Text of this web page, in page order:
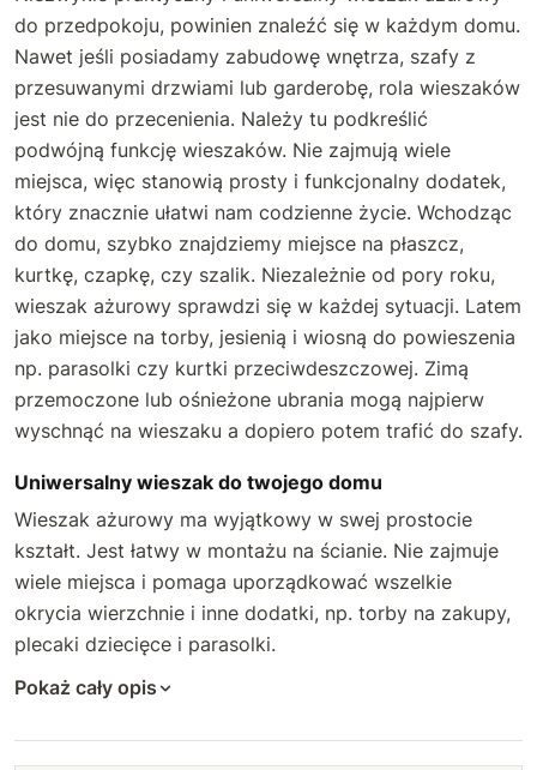
do przedpokoju, powinien znaleźć się w każdym domu.
Nawet jeśli posiadamy zabudowę wnętrza, szafy z
przesuwanymi drzwiami lub garderobę, rola wieszaków
jest nie do przecenienia. Należy tu podkreślić
podwójną funkcję wieszaków. Nie zajmują wiele
miejsca, więc stanowią prosty i funkcjonalny dodatek,
który znacznie ułatwi nam codzienne życie. Wchodząc
do domu, szybko znajdziemy miejsce na płaszcz,
kurtkę, czapkę, czy szalik. Niezależnie od pory roku,
wieszak ażurowy sprawdzi się w każdej sytuacji. Latem
jako miejsce na torby, jesienią i wiosną do powieszenia
np. parasolki czy kurtki przeciwdeszczowej. Zimą
przemoczone lub ośnieżone ubrania mogą najpierw
wyschnąć na wieszaku a dopiero potem trafić do szafy.
Uniwersalny wieszak do twojego domu
Wieszak ażurowy ma wyjątkowy w swej prostocie
kształt. Jest łatwy w montażu na ścianie. Nie zajmuje
wiele miejsca i pomaga uporządkować wszelkie
okrycia wierzchnie i inne dodatki, np. torby na zakupy,
plecaki dziecięce i parasolki.
Pokaż cały opis